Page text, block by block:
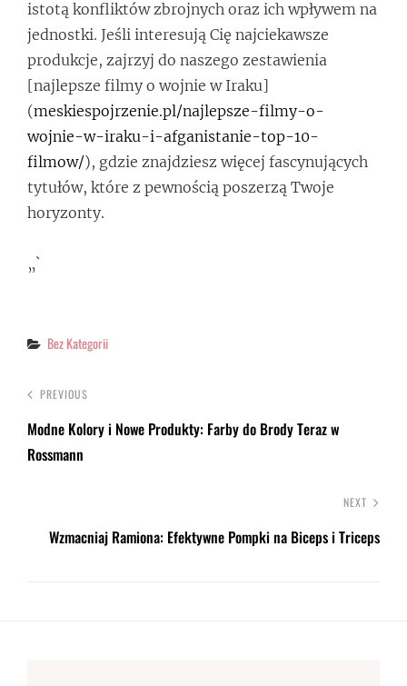
istotą konfliktów zbrojnych oraz ich wpływem na
jednostki. Jeśli interesują Cię najciekawsze
produkcje, zajrzyj do naszego zestawienia
[najlepsze filmy o wojnie w Iraku]
(meskiespojrzenie.pl/najlepsze-filmy-o-
wojnie-w-iraku-i-afganistanie-top-10-
filmow/), gdzie znajdziesz więcej fascynujących
tytułów, które z pewnością poszerzą Twoje
horyzonty.
„`
Categories
Bez Kategorii
PREVIOUS
Modne Kolory i Nowe Produkty: Farby do Brody Teraz w
Rossmann
NEXT
Wzmacniaj Ramiona: Efektywne Pompki na Biceps i Triceps